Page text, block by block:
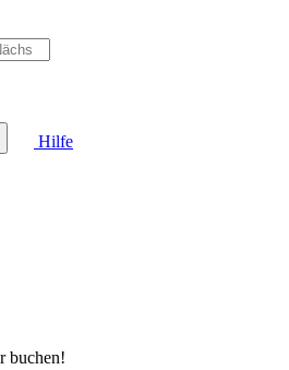
Hilfe
buchen!